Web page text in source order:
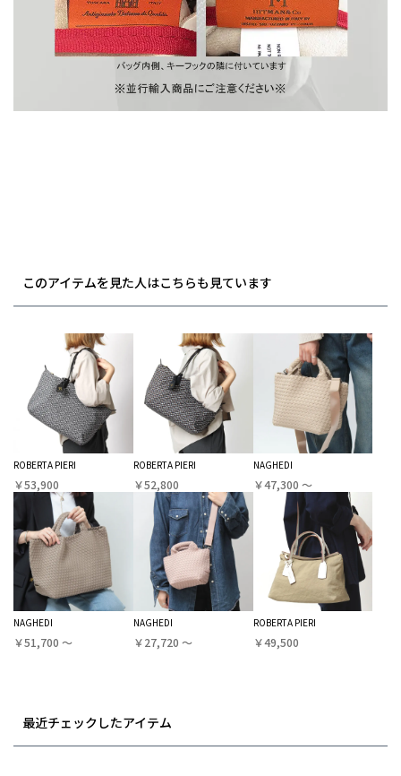
このアイテムを見た人はこちらも見ています
ROBERTA PIERI
￥53,900
ROBERTA PIERI
￥52,800
NAGHEDI
￥47,300 〜
NAGHEDI
￥51,700 〜
NAGHEDI
￥27,720 〜
ROBERTA PIERI
￥49,500
最近チェックしたアイテム